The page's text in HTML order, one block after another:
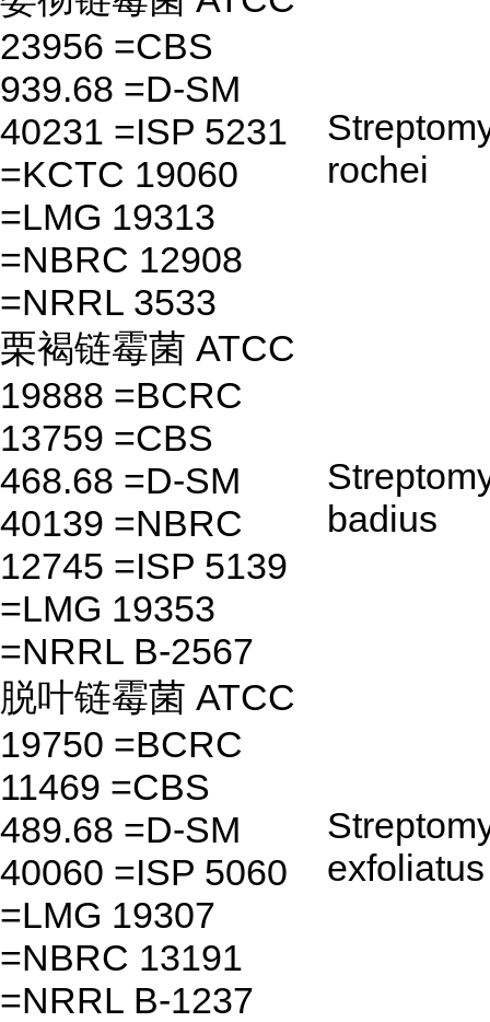
23956 =CBS
939.68 =D-SM
40231 =ISP 5231
=KCTC 19060
=LMG 19313
=NBRC 12908
=NRRL 3533
rochei
栗褐链霉菌 ATCC
19888 =BCRC
13759 =CBS
468.68 =D-SM
40139 =NBRC
12745 =ISP 5139
=LMG 19353
=NRRL B-2567
badius
脱叶链霉菌 ATCC
19750 =BCRC
11469 =CBS
489.68 =D-SM
40060 =ISP 5060
=LMG 19307
=NBRC 13191
=NRRL B-1237
exfoliatus